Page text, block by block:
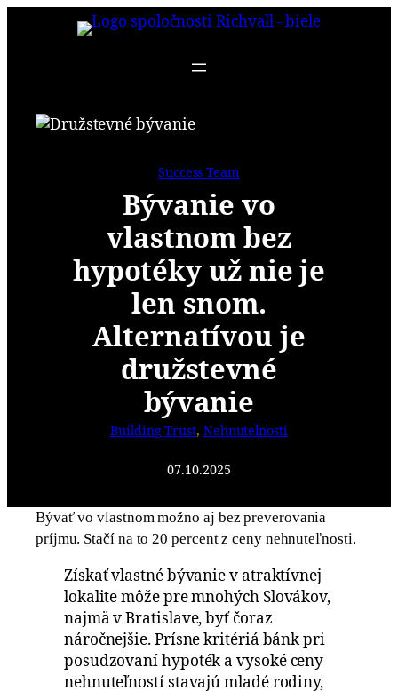
Success Team
Bývanie vo
vlastnom bez
hypotéky už nie je
len snom.
Alternatívou je
družstevné
bývanie
Building Trust, Nehnuteľnosti
07.10.2025
Bývať vo vlastnom možno aj bez preverovania
príjmu. Stačí na to 20 percent z ceny nehnuteľnosti.
Získať vlastné bývanie v atraktívnej
lokalite môže pre mnohých Slovákov,
najmä v Bratislave, byť čoraz
náročnejšie. Prísne kritériá bánk pri
posudzovaní hypoték a vysoké ceny
nehnuteľností stavajú mladé rodiny,